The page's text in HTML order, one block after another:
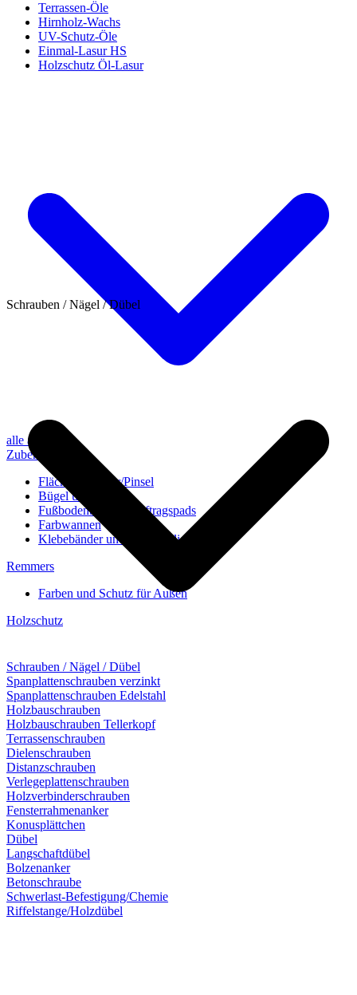
Terrassen-Öle
Hirnholz-Wachs
UV-Schutz-Öle
Einmal-Lasur HS
Holzschutz Öl-Lasur
alle anzeigen
Zubehör
Flächenstreicher/Pinsel
Bügel und Rollen
Fußbodenbürsten/Auftragspads
Farbwannen
Klebebänder und Abdeckvlies
Remmers
Farben und Schutz für Außen
Holzschutz
Schrauben / Nägel / Dübel
Schrauben / Nägel / Dübel
Spanplattenschrauben verzinkt
Spanplattenschrauben Edelstahl
Holzbauschrauben
Holzbauschrauben Tellerkopf
Terrassenschrauben
Dielenschrauben
Distanzschrauben
Verlegeplattenschrauben
Holzverbinderschrauben
Fensterrahmenanker
Konusplättchen
Dübel
Langschaftdübel
Bolzenanker
Betonschraube
Schwerlast-Befestigung/Chemie
Riffelstange/Holzdübel